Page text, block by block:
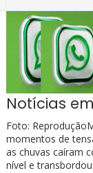
Notícias
Foto:
momentos de
as chuvas caíram
nível e